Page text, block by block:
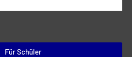
Für Schüler